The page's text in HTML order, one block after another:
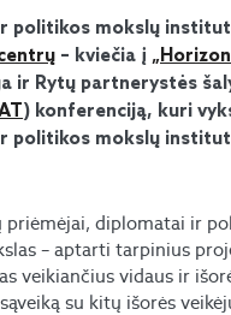
mokslų
– kviečia į
ir Rytų partnerystės
) konferenciją, kuri
mokslų
diplomatai ir
– aptarti tarpinius
veikiančius vidaus ir
su kitų išorės